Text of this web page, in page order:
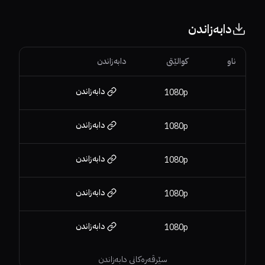
دابەزاندن
سێرڤەرەکانی دابەزاندن
ناو کوالێتی دابەزاندن
1080p دابەزاندن
1080p دابەزاندن
1080p دابەزاندن
1080p دابەزاندن
1080p دابەزاندن